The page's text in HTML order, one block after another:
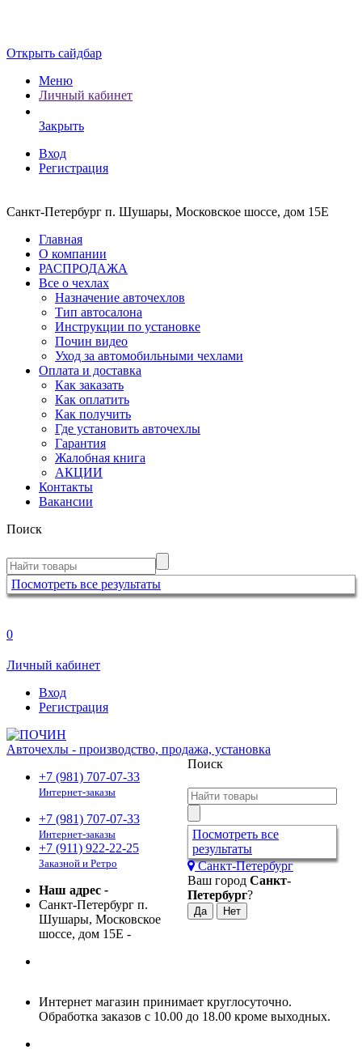
Открыть сайдбар
Меню
Личный кабинет
Закрыть
Вход
Регистрация
Санкт-Петербург п. Шушары, Московское шоссе, дом 15Е
Главная
О компании
РАСПРОДАЖА
Все о чехлах
Назначение авточехлов
Тип автосалона
Инструкции по установке
Почин видео
Уход за автомобильными чехлами
Оплата и доставка
Как заказать
Как оплатить
Как получить
Где установить авточехлы
Гарантия
Жалобная книга
АКЦИИ
Контакты
Вакансии
Поиск
Посмотреть все результаты
0
Личный кабинет
Вход
Регистрация
Авточехлы - производство, продажа, установка
+7 (981) 707-07-33
Интернет-заказы
+7 (981) 707-07-33
Интернет-заказы
+7 (911) 922-22-25
Заказной и Ретро
Наш адрес -
Санкт-Петербург п.
Шушары, Московское
шоссе, дом 15Е -
Поиск
Посмотреть все
результаты
Санкт-Петербург
Ваш город Санкт-
Петербург?
Интернет магазин принимает круглосуточно.
Обработка заказов с 10.00 до 18.00 кроме выходных.